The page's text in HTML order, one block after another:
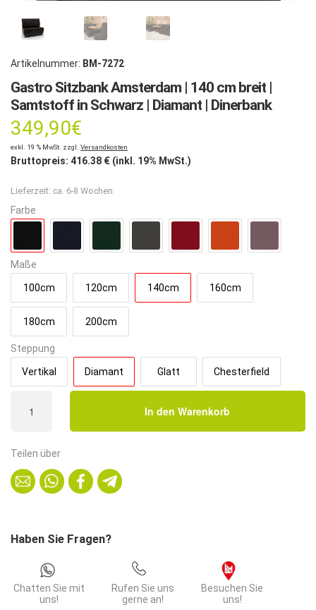
Artikelnummer: BM-7272
Gastro Sitzbank Amsterdam | 140 cm breit |
Samtstoff in Schwarz | Diamant | Dinerbank
349,90€
exkl. 19 % MwSt. zzgl. Versandkosten
Bruttopreis: 416.38 € (inkl. 19% MwSt.)
Lieferzeit: ca. 6-8 Wochen
Farbe
Maße
100cm 120cm 140cm 160cm
180cm 200cm
Steppung
Vertikal Diamant Glatt Chesterfield
Sitzbank
|
cm
breit
in
Schwarz
Diamant
In den Warenkorb
Teilen über
Haben Sie Fragen?
Chatten Sie mit
uns!
Rufen Sie uns
gerne an!
Besuchen Sie
uns!